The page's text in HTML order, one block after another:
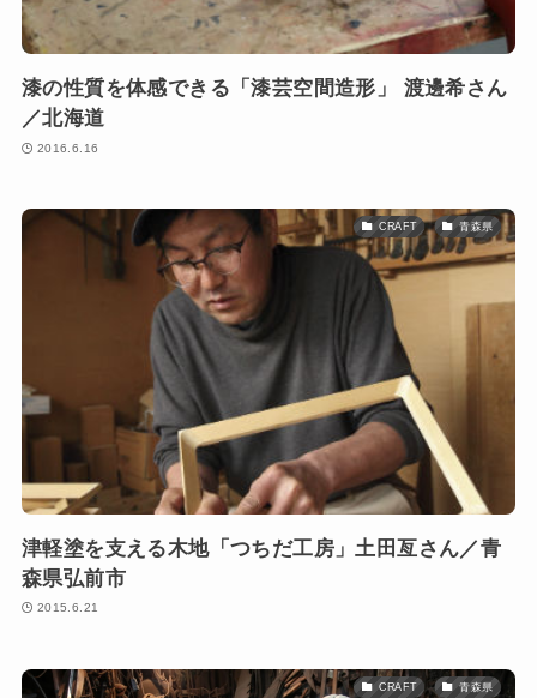
漆の性質を体感できる「漆芸空間造形」 渡邊希さん
／北海道
2016.6.16
CRAFT 青森県
津軽塗を支える木地「つちだ工房」土田亙さん／青
森県弘前市
2015.6.21
CRAFT 青森県